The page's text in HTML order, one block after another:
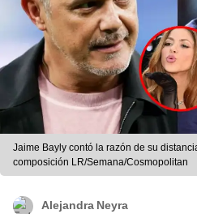
Jaime Bayly contó la razón de su
composición LR/Semana/Cosmopolitan
Alejandra Neyra